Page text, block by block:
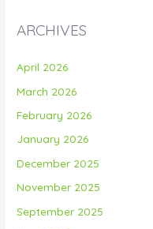
ARCHIVES
April 2026
March 2026
February 2026
January 2026
December 2025
November 2025
September 2025